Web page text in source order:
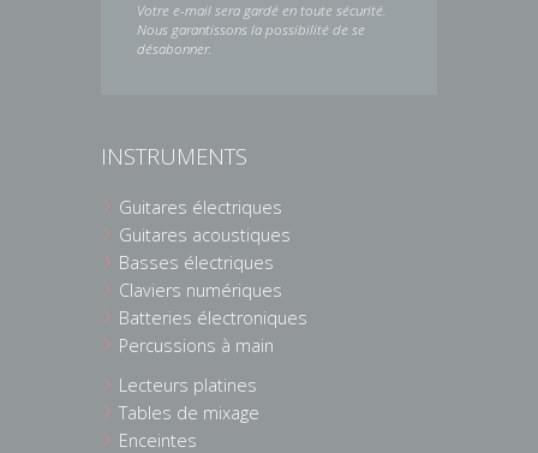
Votre e-mail sera gardé en toute sécurité.
Nous garantissons la possibilité de se
désabonner.
INSTRUMENTS
Guitares électriques
Guitares acoustiques
Basses électriques
Claviers numériques
Batteries électroniques
Percussions à main
Lecteurs platines
Tables de mixage
Enceintes